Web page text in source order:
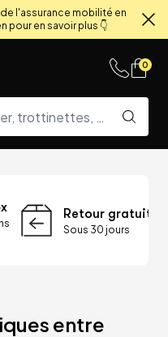
l'assurance mobilité en
pour en savoir plus 👇
0
Retour gratuit
Sous 30 jours
entre